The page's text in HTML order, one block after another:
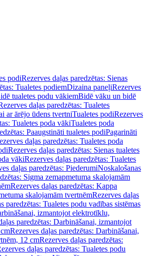
podiRezerves daļas paredzētas: Sienas
Tualetes podiemDizaina paneļiRezerves
tualetes podu vākiemBidē vāku un bidē
daļas paredzētas: Tualetes
ar ārējo ūdens tvertniTualetes podiRezerves
Tualetes poda vākiTualetes poda
Paaugstināti tualetes podiPagarināti
daļas paredzētas: Tualetes poda
Rezerves daļas paredzētas: Sienas tualetes
vākiRezerves daļas paredzētas: Tualetes
daļas paredzētas: PiederumiNoskalošanas
Sigma zemapmetuma skalojamām
Rezerves daļas paredzētas: Kappa
skalojamām tvertnēmRezerves daļas
paredzētas: Tualetes podu vadības sistēmas
izmantojot elektrotīklu,
paredzētas: Darbināšanai, izmantojot
Rezerves daļas paredzētas: Darbināšanai,
12 cmRezerves daļas paredzētas:
daļas paredzētas: Tualetes podu